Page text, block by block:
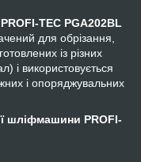
TEC PGA202BL
для обрізання,
із різних
і використовується
і опоряджувальних
шліфмашини PROFI-